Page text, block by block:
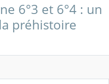
6°3 et 6°4 : un
préhistoire